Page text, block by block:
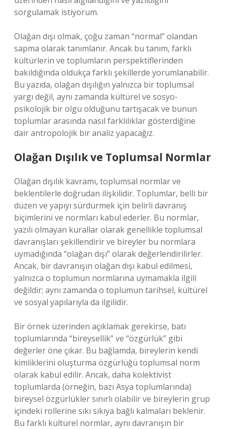
sorgulamak istiyorum.
Olağan dışı olmak, çoğu zaman “normal” olandan
sapma olarak tanımlanır. Ancak bu tanım, farklı
kültürlerin ve toplumların perspektiflerinden
bakıldığında oldukça farklı şekillerde yorumlanabilir.
Bu yazıda, olağan dışılığın yalnızca bir toplumsal
yargı değil, aynı zamanda kültürel ve sosyo-
psikolojik bir olgu olduğunu tartışacak ve bunun
toplumlar arasında nasıl farklılıklar gösterdiğine
dair antropolojik bir analiz yapacağız.
Olağan Dışılık ve Toplumsal Normlar
Olağan dışılık kavramı, toplumsal normlar ve
beklentilerle doğrudan ilişkilidir. Toplumlar, belli bir
düzen ve yapıyı sürdürmek için belirli davranış
biçimlerini ve normları kabul ederler. Bu normlar,
yazılı olmayan kurallar olarak genellikle toplumsal
davranışları şekillendirir ve bireyler bu normlara
uymadığında “olağan dışı” olarak değerlendirilirler.
Ancak, bir davranışın olağan dışı kabul edilmesi,
yalnızca o toplumun normlarına uymamakla ilgili
değildir; aynı zamanda o toplumun tarihsel, kültürel
ve sosyal yapılarıyla da ilgilidir.
Bir örnek üzerinden açıklamak gerekirse, batı
toplumlarında “bireysellik” ve “özgürlük” gibi
değerler öne çıkar. Bu bağlamda, bireylerin kendi
kimliklerini oluşturma özgürlüğü toplumsal norm
olarak kabul edilir. Ancak, daha kolektivist
toplumlarda (örneğin, bazı Asya toplumlarında)
bireysel özgürlükler sınırlı olabilir ve bireylerin grup
içindeki rollerine sıkı sıkıya bağlı kalmaları beklenir.
Bu farklı kültürel normlar, aynı davranışın bir